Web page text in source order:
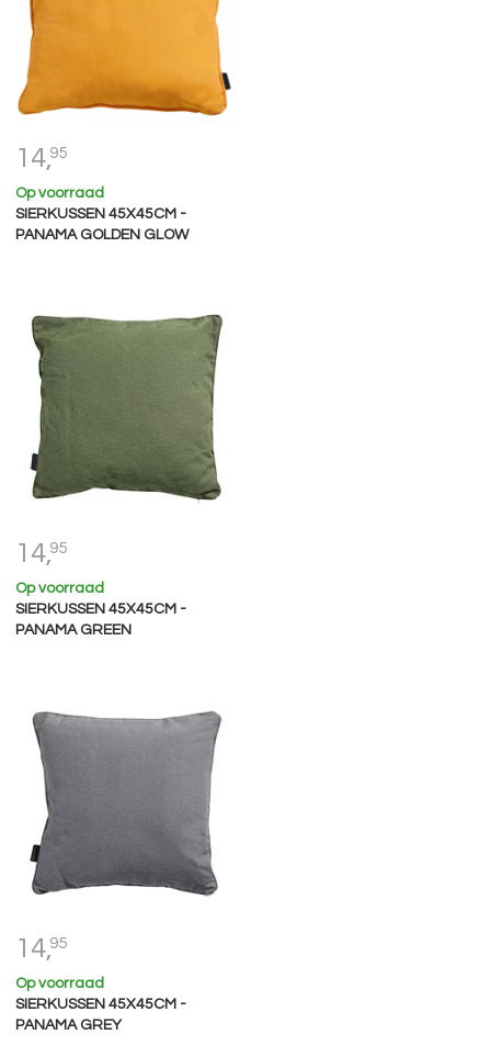
14,95
Op voorraad
SIERKUSSEN 45X45CM -
PANAMA GOLDEN GLOW
14,95
Op voorraad
SIERKUSSEN 45X45CM -
PANAMA GREEN
14,95
Op voorraad
SIERKUSSEN 45X45CM -
PANAMA GREY